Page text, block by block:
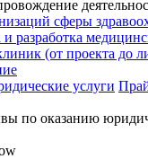
сферы
и разработка
(от проекта до
услуги
по оказанию